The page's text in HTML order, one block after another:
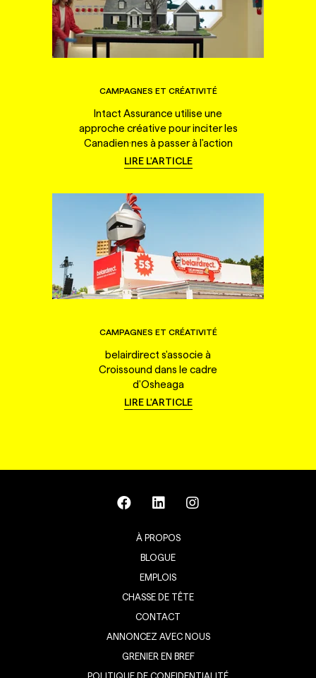
CAMPAGNES ET CRÉATIVITÉ
Intact Assurance utilise une
approche créative pour inciter les
Canadien·nes à passer à l'action
LIRE L'ARTICLE
CAMPAGNES ET CRÉATIVITÉ
belairdirect s'associe à
Croissound dans le cadre
d'Osheaga
LIRE L'ARTICLE
À PROPOS
BLOGUE
EMPLOIS
CHASSE DE TÊTE
CONTACT
ANNONCEZ AVEC NOUS
GRENIER EN BREF